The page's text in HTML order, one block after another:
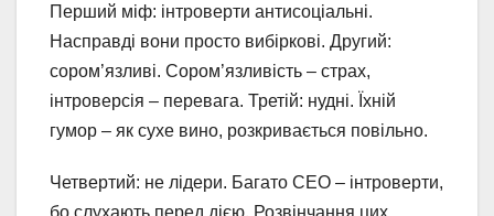
Перший міф: інтроверти антисоціальні.
Насправді вони просто вибіркові. Другий:
сором’язливі. Сором’язливість – страх,
інтроверсія – перевага. Третій: нудні. Їхній
гумор – як сухе вино, розкривається повільно.
Четвертий: не лідери. Багато CEO – інтроверти,
бо слухають перед дією. Розвінчання цих